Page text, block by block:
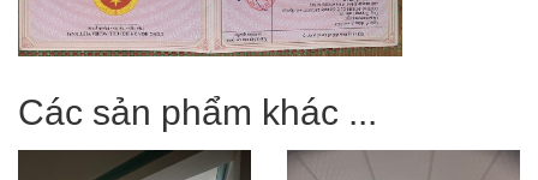
Các sản phẩm khác ...